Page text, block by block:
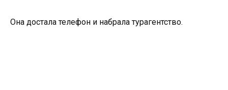
Она достала телефон и набрала турагентство.